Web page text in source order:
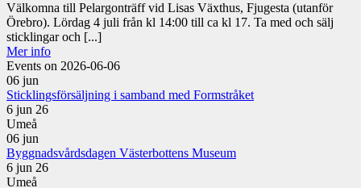
Välkomna till Pelargonträff vid Lisas Växthus, Fjugesta (utanför
Örebro). Lördag 4 juli från kl 14:00 till ca kl 17. Ta med och sälj
sticklingar och [...]
Mer info
Events on 2026-06-06
06 jun
Sticklingsförsäljning i samband med Formstråket
6 jun 26
Umeå
06 jun
Byggnadsvårdsdagen Västerbottens Museum
6 jun 26
Umeå